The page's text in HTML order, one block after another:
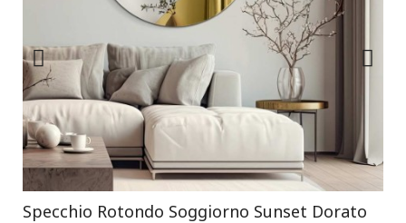
Specchio Rotondo Soggiorno Sunset Dorato